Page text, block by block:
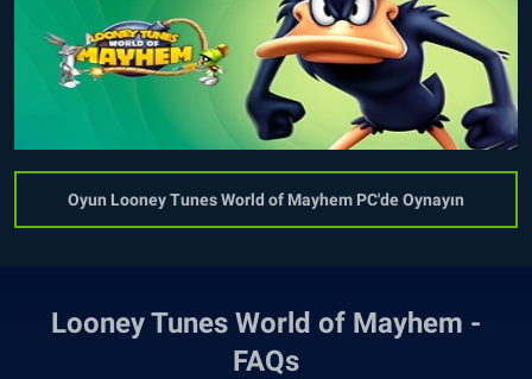
Oyun Looney Tunes World of Mayhem PC'de Oynayın
Looney Tunes World of Mayhem -
FAQs